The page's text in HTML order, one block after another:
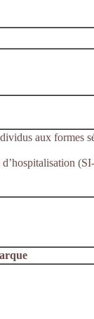
aux formes